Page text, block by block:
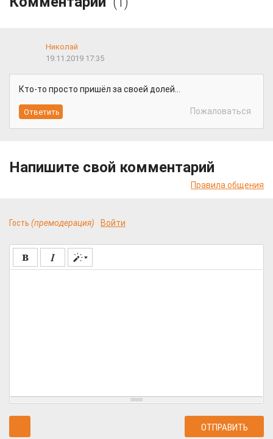
Николай
19.11.2019 17:35
Кто-то просто пришёл за своей долей...
Пожаловаться
Напишите свой комментарий
Правила общения
Гость (премодерация) Войти